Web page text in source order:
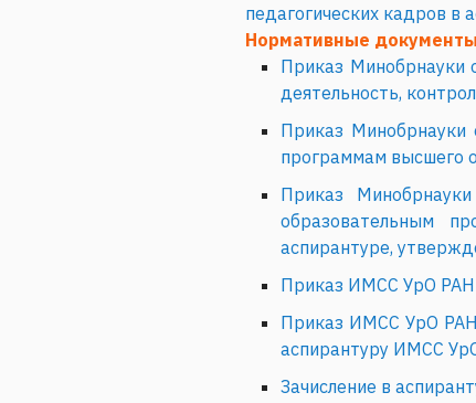
педагогических кадров
Нормативные
Приказ Минобрнауки
деятельность,
Приказ
программам высшего
Приказ
образовательным
аспирантуре,
Приказ ИМСС УрО РАН
Приказ ИМСС УрО РАН
аспирантуру ИМСС
Зачисление в